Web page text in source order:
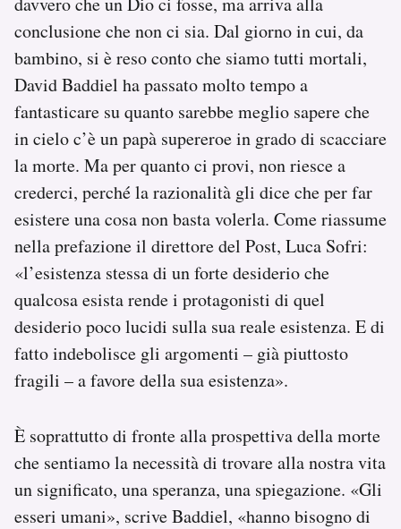
conclusione che non ci sia. Dal giorno in cui, da
bambino, si è reso conto che siamo tutti mortali,
David Baddiel ha passato molto tempo a
fantasticare su quanto sarebbe meglio sapere che
in cielo c’è un papà supereroe in grado di scacciare
la morte. Ma per quanto ci provi, non riesce a
crederci, perché la razionalità gli dice che per far
esistere una cosa non basta volerla. Come riassume
nella prefazione il direttore del Post, Luca Sofri:
«l’esistenza stessa di un forte desiderio che
qualcosa esista rende i protagonisti di quel
desiderio poco lucidi sulla sua reale esistenza. E di
fatto indebolisce gli argomenti – già piuttosto
fragili – a favore della sua esistenza».
È soprattutto di fronte alla prospettiva della morte
che sentiamo la necessità di trovare alla nostra vita
un significato, una speranza, una spiegazione. «Gli
esseri umani», scrive Baddiel, «hanno bisogno di